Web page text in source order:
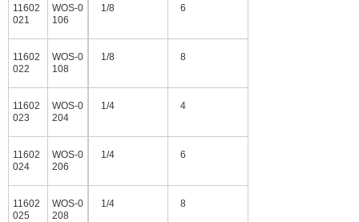
11602
021
WOS-0
106
11602
022
WOS-0
108
11602
023
WOS-0
204
11602
024
WOS-0
206
11602
025
WOS-0
208
1/8 6
1/8 8
1/4 4
1/4 6
1/4 8